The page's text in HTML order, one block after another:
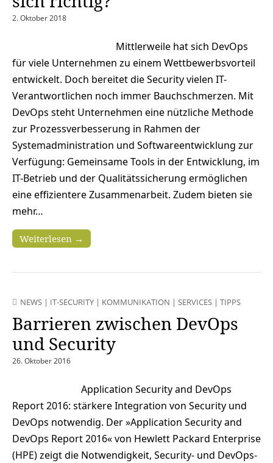
2. Oktober 2018
Mittlerweile hat sich DevOps
für viele Unternehmen zu einem Wettbewerbsvorteil
entwickelt. Doch bereitet die Security vielen IT-
Verantwortlichen noch immer Bauchschmerzen. Mit
DevOps steht Unternehmen eine nützliche Methode
zur Prozessverbesserung in Rahmen der
Systemadministration und Softwareentwicklung zur
Verfügung: Gemeinsame Tools in der Entwicklung, im
IT-Betrieb und der Qualitätssicherung ermöglichen
eine effizientere Zusammenarbeit. Zudem bieten sie
mehr…
Weiterlesen →
NEWS | IT-SECURITY | KOMMUNIKATION | SERVICES | TIPPS
Barrieren zwischen DevOps
und Security
26. Oktober 2016
Application Security and DevOps
Report 2016: stärkere Integration von Security und
DevOps notwendig. Der »Application Security and
DevOps Report 2016« von Hewlett Packard Enterprise
(HPE) zeigt die Notwendigkeit, Security- und DevOps-